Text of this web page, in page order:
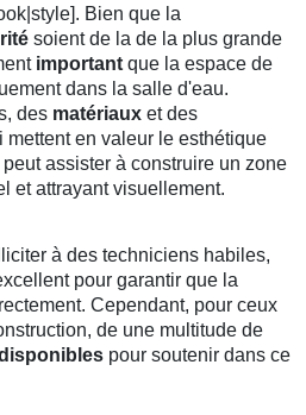
Bien que la
soient de la de la plus grande
important que la espace de
dans la salle d'eau.
des matériaux et des
mettent en valeur le esthétique
assister à construire un zone
et attrayant visuellement.
à des techniciens habiles,
pour garantir que la
Cependant, pour ceux
de une multitude de
pour soutenir dans ce